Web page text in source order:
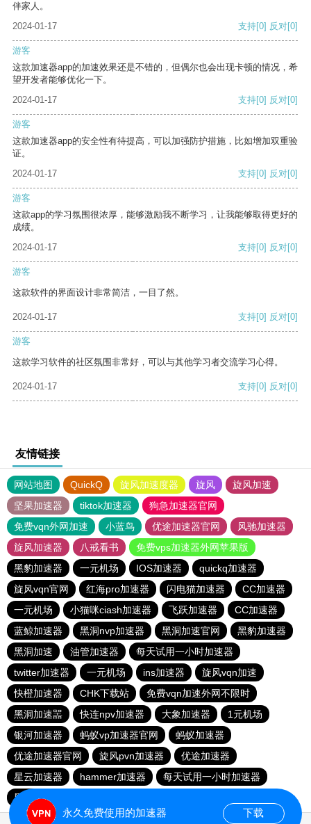
伴家人。
2024-01-17
支持[0] 反对[0]
游客
这款加速器app的加速效果还是不错的，但偶尔也会出现卡顿的情况，希
望开发者能够优化一下。
2024-01-17
支持[0] 反对[0]
游客
这款加速器app的安全性有待提高，可以加强防护措施，比如增加双重验
证。
2024-01-17
支持[0] 反对[0]
游客
这款app的学习氛围很浓厚，能够激励我不断学习，让我能够取得更好的
成绩。
2024-01-17
支持[0] 反对[0]
游客
这款软件的界面设计非常简洁，一目了然。
2024-01-17 支持[0] 反对[0]
游客
这款学习软件的社区氛围非常好，可以与其他学习者交流学习心得。
2024-01-17 支持[0] 反对[0]
友情链接
网站地图 QuickQ 旋风加速度器 旋风
旋风加速
坚果加速器
tiktok加速器
狗急加速器官网
免费vqn外网加速
小蓝鸟 优途加速器官网
风驰加速器
旋风加速器
八戒看书
免费vps加速器外网苹果版
黑豹加速器
一元机场 IOS加速器
quickq加速器
旋风vqn官网
红海pro加速器 闪电猫加速器
CC加速器
一元机场
小猫咪ciash加速器 飞跃加速器
CC加速器
蓝鲸加速器
黑洞nvp加速器 黑洞加速官网
黑豹加速器
黑洞加速
油管加速器
每天试用一小时加速器
twitter加速器
一元机场 ins加速器
旋风vqn加速
快橙加速器
CHK下载站
免费vqn加速外网不限时
黑洞加速噐
快连npv加速器 大象加速器
1元机场
银河加速器
蚂蚁vp加速器官网
蚂蚁加速器
优途加速器官网
旋风pvn加速器
优途加速器
星云加速器
hammer加速器
每天试用一小时加速器
黑洞加速
永久免费使用的加速器 下载